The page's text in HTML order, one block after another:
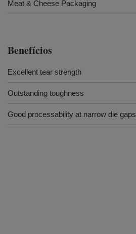
Meat & Cheese Packaging
Benefícios
Excellent tear strength
Outstanding toughness
Good processability at narrow die gaps